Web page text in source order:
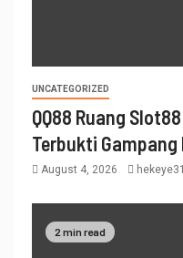
UNCATEGORIZED
QQ88 Ruang
Terbukti Gampang
August 4, 2026
2 min read